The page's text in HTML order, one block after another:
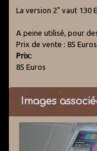
La version 2" vaut 130
A peine utilisé, pour
Prix de vente : 85
Prix:
85 Euros
Images